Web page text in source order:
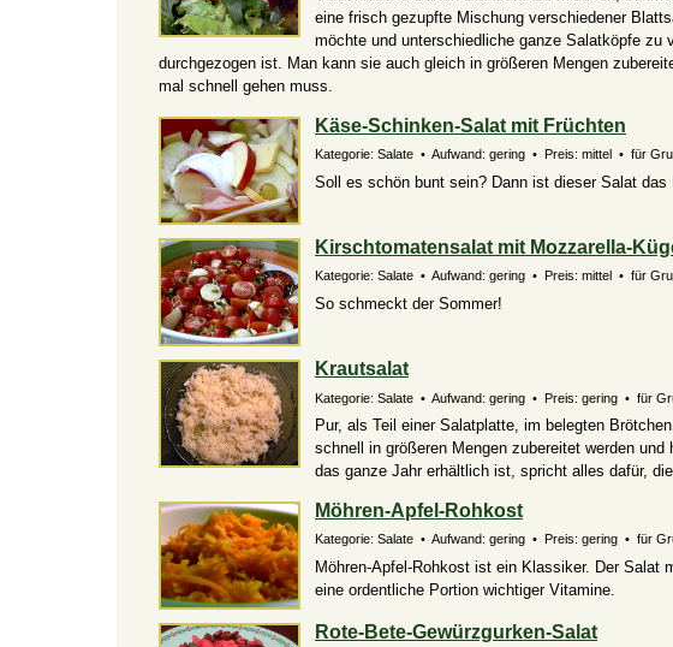
eine frisch gezupfte Mischung verschiedener
möchte und unterschiedliche ganze Salatköpfe
durchgezogen ist. Man kann sie auch gleich in größeren Mengen
mal schnell gehen muss.
Käse-Schinken-Salat mit Früchten
Kategorie: Salate • Aufwand: gering • Preis: mittel • für
Soll es schön bunt sein? Dann ist dieser Salat
Kirschtomatensalat mit Mozzarella-
Kategorie: Salate • Aufwand: gering • Preis: mittel • für
So schmeckt der Sommer!
Krautsalat
Kategorie: Salate • Aufwand: gering • Preis: gering • für
Pur, als Teil einer Salatplatte, im belegten
schnell in größeren Mengen zubereitet werden
das ganze Jahr erhältlich ist, spricht alles dafür,
Möhren-Apfel-Rohkost
Kategorie: Salate • Aufwand: gering • Preis: gering • für
Möhren-Apfel-Rohkost ist ein Klassiker. Der Salat
eine ordentliche Portion wichtiger Vitamine.
Rote-Bete-Gewürzgurken-Salat